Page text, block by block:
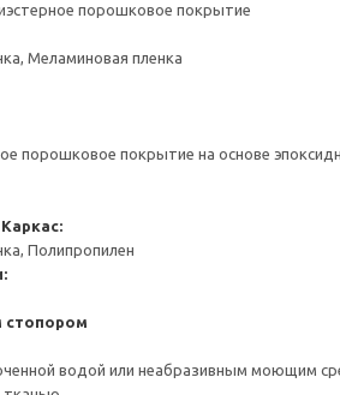
порошковое покрытие
Меламиновая пленка
порошковое покрытие на основе
Каркас:
Полипропилен
стопором
водой или неабразивным моющим